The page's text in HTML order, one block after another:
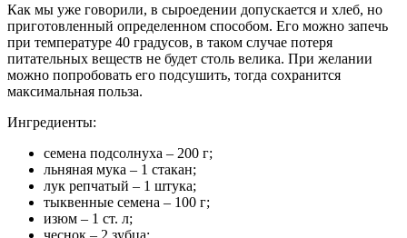
Как мы уже говорили, в сыроедении допускается и хлеб, но
приготовленный определенном способом. Его можно запечь
при температуре 40 градусов, в таком случае потеря
питательных веществ не будет столь велика. При желании
можно попробовать его подсушить, тогда сохранится
максимальная польза.
Ингредиенты:
семена подсолнуха – 200 г;
льняная мука – 1 стакан;
лук репчатый – 1 штука;
тыквенные семена – 100 г;
изюм – 1 ст. л;
чеснок – 2 зубца;